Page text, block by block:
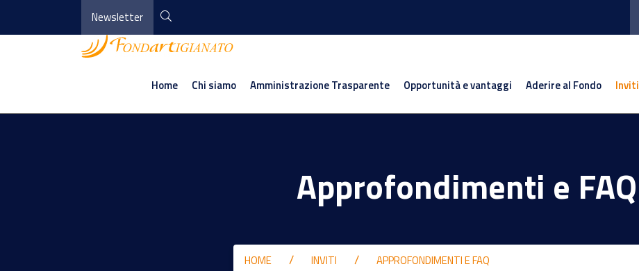
Newsletter
Home Chi siamo Amministrazione Trasparente Opportunità e vantaggi Aderire al Fondo Inviti
Approfondimenti e FAQ
HOME INVITI
APPROFONDIMENTI E FAQ